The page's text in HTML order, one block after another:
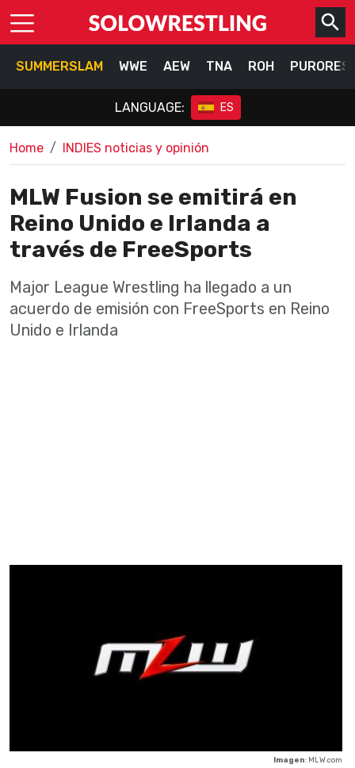
SUMMERSLAM WWE AEW TNA ROH
LANGUAGE: ES
Home INDIES noticias y opinión
MLW Fusion se emitirá en
Reino Unido e Irlanda a
través de FreeSports
Major League Wrestling ha llegado a un
acuerdo de emisión con FreeSports en Reino
Unido e Irlanda
Imagen: MLW.com